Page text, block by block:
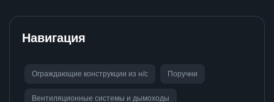
Навигация
Ограждающие конструкции из н/с Поручни
Вентиляционные системы и дымоходы